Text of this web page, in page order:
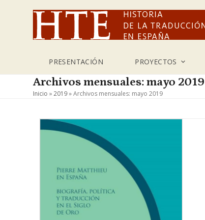
PRESENTACIÓN PROYECTOS
Archivos mensuales: mayo 2019
Inicio »2019»Archivos mensuales: mayo 2019